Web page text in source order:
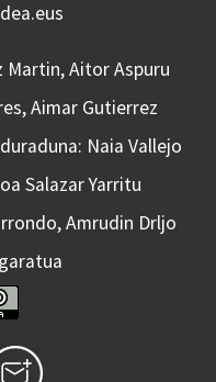
Martin, Aitor Aspuru
Aimar Gutierrez
Naia Vallejo
Salazar Yarritu
Amrudin Drljo